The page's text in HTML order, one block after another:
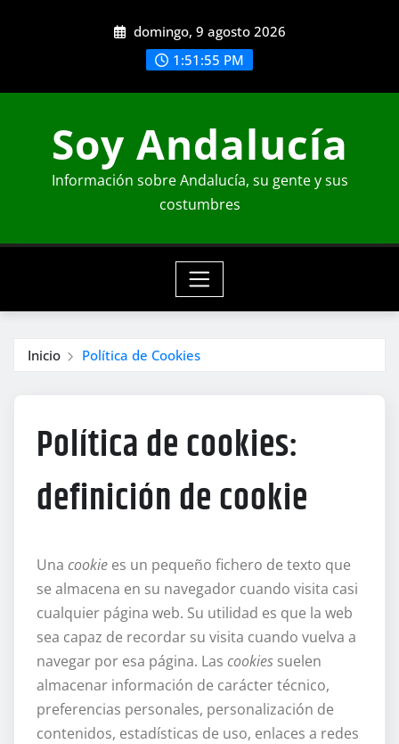
domingo, 9 agosto 2026
1:51:56 PM
Soy Andalucía
Información sobre Andalucía, su gente y sus
costumbres
Inicio Política de Cookies
Política de cookies:
definición de cookie
Una cookie es un pequeño fichero de texto que
se almacena en su navegador cuando visita casi
cualquier página web. Su utilidad es que la web
sea capaz de recordar su visita cuando vuelva a
navegar por esa página. Las cookies suelen
almacenar información de carácter técnico,
preferencias personales, personalización de
contenidos, estadísticas de uso, enlaces a redes